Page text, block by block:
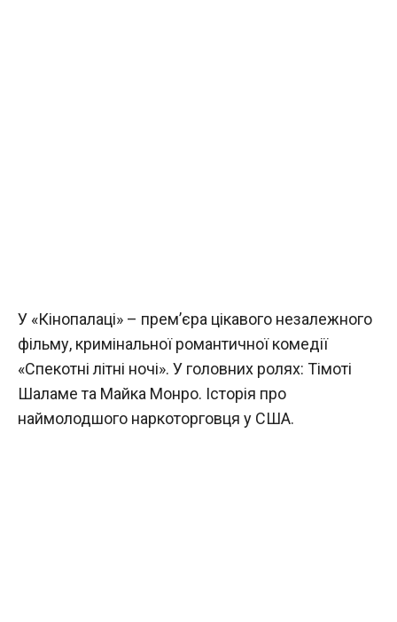
У «Кінопалаці» – прем’єра цікавого незалежного
фільму, кримінальної романтичної комедії
«Спекотні літні ночі». У головних ролях: Тімоті
Шаламе та Майка Монро. Історія про
наймолодшого наркоторговця у США.